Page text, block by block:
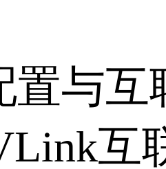
置与
互